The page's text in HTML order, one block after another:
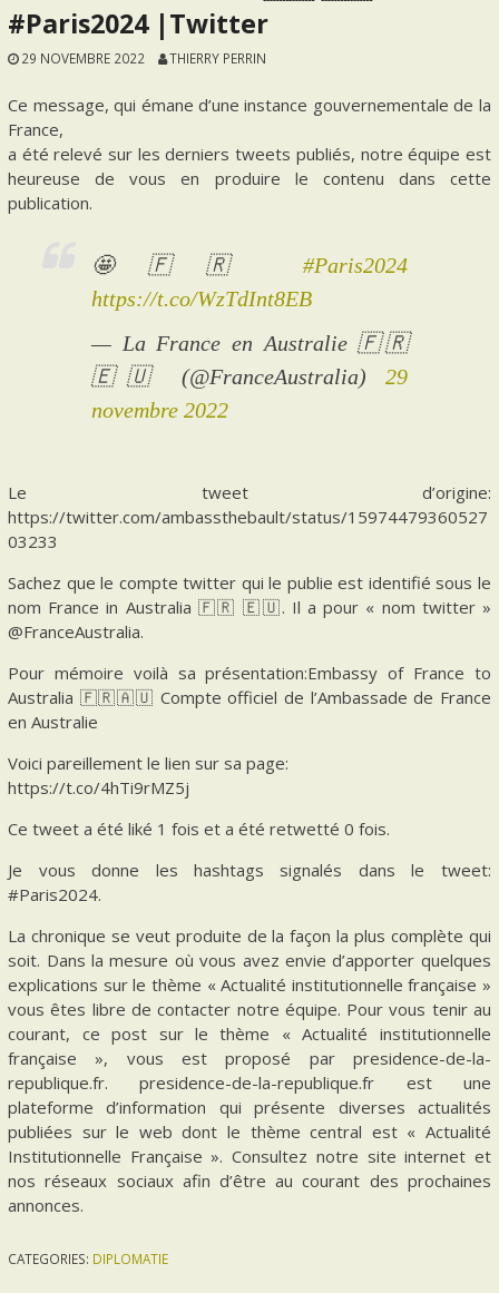
#Paris2024 |Twitter
29 NOVEMBRE 2022 THIERRY PERRIN
Ce message, qui émane d’une instance gouvernementale de la
France,
a été relevé sur les derniers tweets publiés, notre équipe est
heureuse de vous en produire le contenu dans cette
publication.
🤩🇫🇷 #Paris2024
https://t.co/WzTdInt8EB
— La France en Australie 🇫🇷
🇪🇺 (@FranceAustralia) 29
novembre 2022
Le tweet d’origine:
https://twitter.com/ambassthebault/status/15974479360527
03233
Sachez que le compte twitter qui le publie est identifié sous le
nom France in Australia 🇫🇷 🇪🇺. Il a pour « nom twitter »
@FranceAustralia.
Pour mémoire voilà sa présentation:Embassy of France to
Australia 🇫🇷🇦🇺 Compte officiel de l’Ambassade de France
en Australie
Voici pareillement le lien sur sa page:
https://t.co/4hTi9rMZ5j
Ce tweet a été liké 1 fois et a été retwetté 0 fois.
Je vous donne les hashtags signalés dans le tweet:
#Paris2024.
La chronique se veut produite de la façon la plus complète qui
soit. Dans la mesure où vous avez envie d’apporter quelques
explications sur le thème « Actualité institutionnelle française »
vous êtes libre de contacter notre équipe. Pour vous tenir au
courant, ce post sur le thème « Actualité institutionnelle
française », vous est proposé par presidence-de-la-
republique.fr. presidence-de-la-republique.fr est une
plateforme d’information qui présente diverses actualités
publiées sur le web dont le thème central est « Actualité
Institutionnelle Française ». Consultez notre site internet et
nos réseaux sociaux afin d’être au courant des prochaines
annonces.
CATEGORIES: DIPLOMATIE